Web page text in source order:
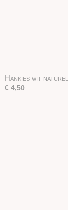
Hankies wit naturel
€ 4,50